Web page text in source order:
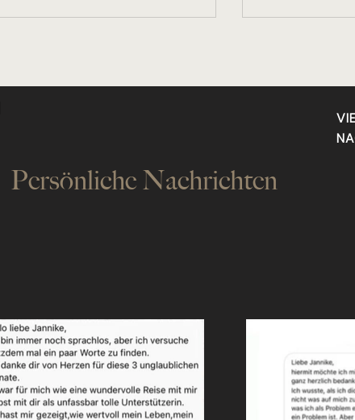
Persönliche Nachrichten